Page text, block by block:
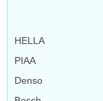
HELLA
PIAA
Denso